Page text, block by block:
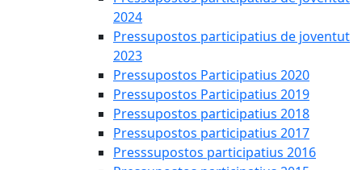
2024
Pressupostos participatius de joventut
2023
Pressupostos Participatius 2020
Pressupostos Participatius 2019
Pressupostos participatius 2018
Pressupostos participatius 2017
Presssupostos participatius 2016